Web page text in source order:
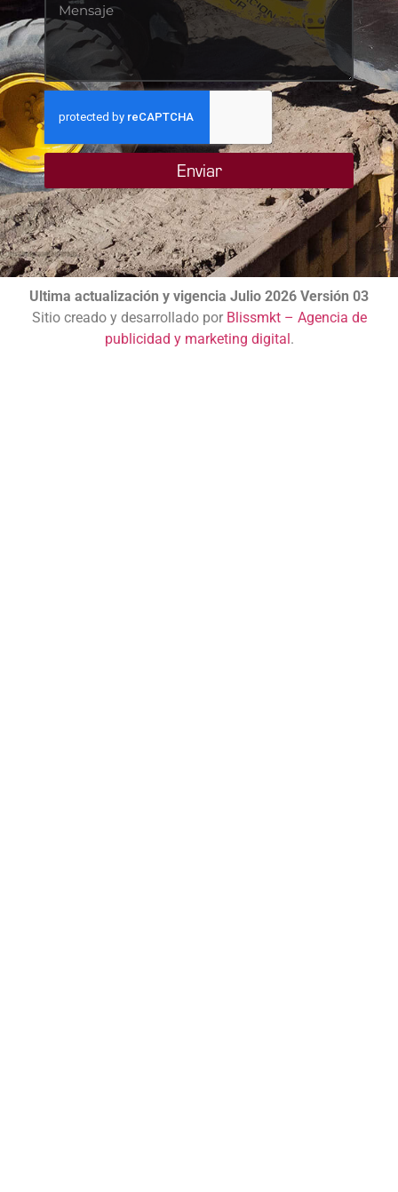
Enviar
Ultima actualización y vigencia Julio 2026 Versión 03
Sitio creado y desarrollado por Blissmkt – Agencia de
publicidad y marketing digital.